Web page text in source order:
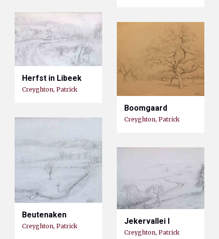
Herfst in Libeek
Creyghton, Patrick
Boomgaard
Creyghton, Patrick
Beutenaken
Creyghton, Patrick
Jekervallei I
Creyghton, Patrick